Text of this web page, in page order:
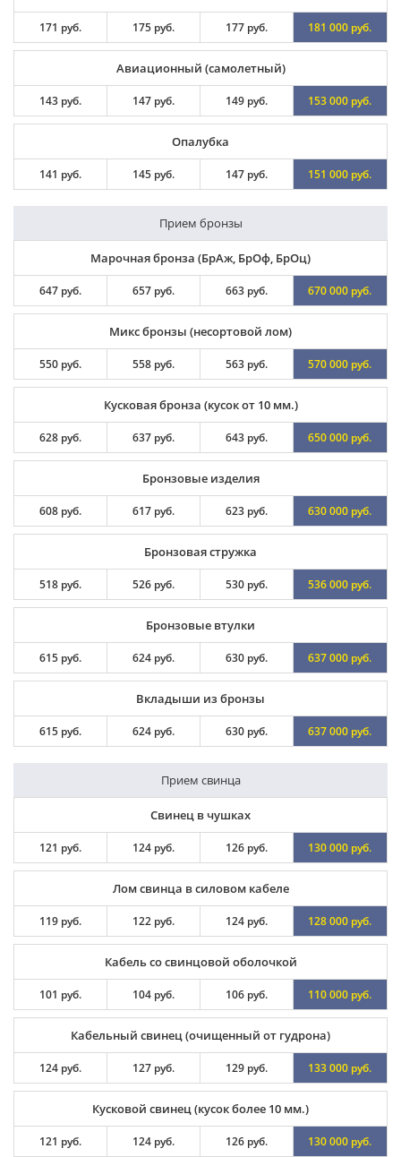
171 руб. 175 руб. 177 руб. 181 000 руб.
Авиационный (самолетный)
143 руб. 147 руб. 149 руб. 153 000 руб.
Опалубка
141 руб. 145 руб. 147 руб. 151 000 руб.
Прием бронзы
Марочная бронза (БрАж, БрОф, БрОц)
647 руб. 657 руб. 663 руб. 670 000 руб.
Микс бронзы (несортовой лом)
550 руб. 558 руб. 563 руб. 570 000 руб.
Кусковая бронза (кусок от 10 мм.)
628 руб. 637 руб. 643 руб. 650 000 руб.
Бронзовые изделия
608 руб. 617 руб. 623 руб. 630 000 руб.
Бронзовая стружка
518 руб. 526 руб. 530 руб. 536 000 руб.
Бронзовые втулки
615 руб. 624 руб. 630 руб. 637 000 руб.
Вкладыши из бронзы
615 руб. 624 руб. 630 руб. 637 000 руб.
Прием свинца
Свинец в чушках
121 руб. 124 руб. 126 руб. 130 000 руб.
Лом свинца в силовом кабеле
119 руб. 122 руб. 124 руб. 128 000 руб.
Кабель со свинцовой оболочкой
101 руб. 104 руб. 106 руб. 110 000 руб.
Кабельный свинец (очищенный от гудрона)
124 руб. 127 руб. 129 руб. 133 000 руб.
Кусковой свинец (кусок более 10 мм.)
121 руб. 124 руб. 126 руб. 130 000 руб.